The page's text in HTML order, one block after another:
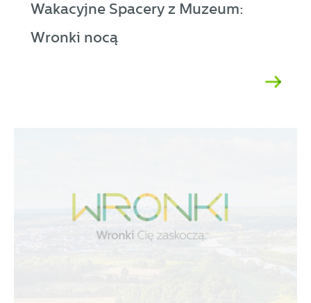
Wakacyjne Spacery z Muzeum:
Wronki nocą